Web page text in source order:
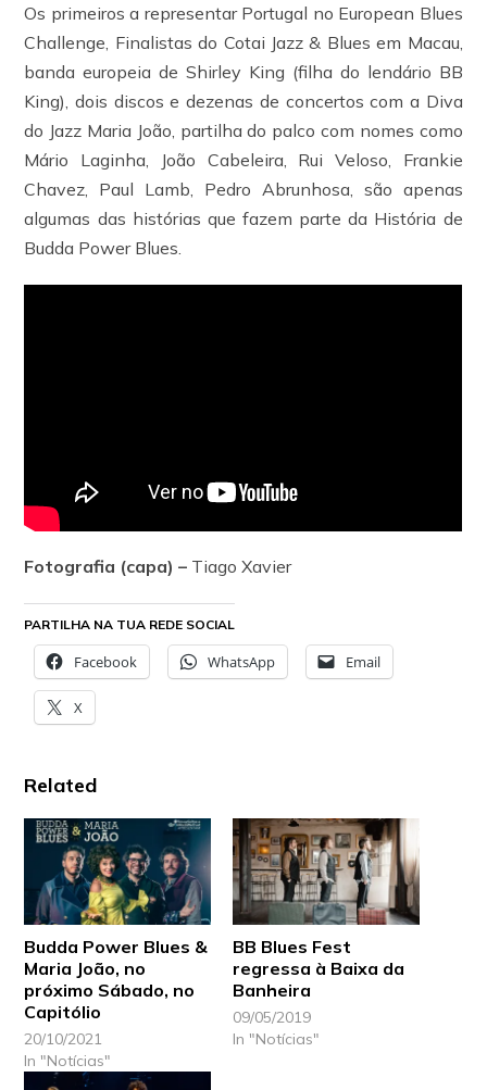
Os primeiros a representar Portugal no European Blues
Challenge, Finalistas do Cotai Jazz & Blues em Macau,
banda europeia de Shirley King (filha do lendário BB
King), dois discos e dezenas de concertos com a Diva
do Jazz Maria João, partilha do palco com nomes como
Mário Laginha, João Cabeleira, Rui Veloso, Frankie
Chavez, Paul Lamb, Pedro Abrunhosa, são apenas
algumas das histórias que fazem parte da História de
Budda Power Blues.
Fotografia (capa) – Tiago Xavier
PARTILHA NA TUA REDE SOCIAL
Facebook WhatsApp Email
X
Related
Budda Power Blues &
Maria João, no
próximo Sábado, no
Capitólio
20/10/2021
In "Notícias"
BB Blues Fest
regressa à Baixa da
Banheira
09/05/2019
In "Notícias"